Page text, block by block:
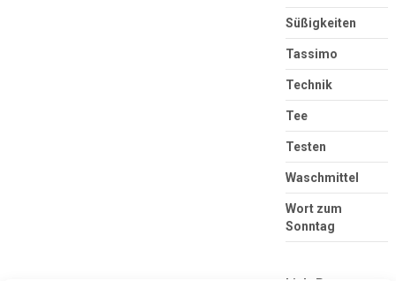
Süßigkeiten
Tassimo
Technik
Tee
Testen
Waschmittel
Wort zum
Sonntag